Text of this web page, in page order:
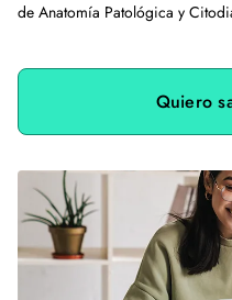
de Anatomía Patológica y
Quiero